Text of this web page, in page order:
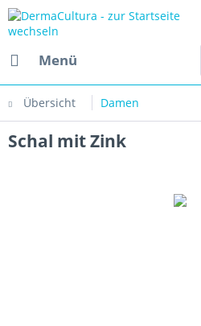
Menü
Übersicht Damen
Schal mit Zink